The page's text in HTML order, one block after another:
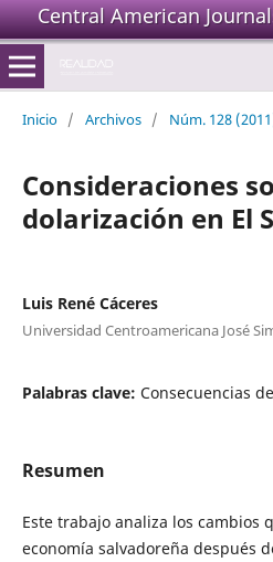
Central American
Inicio / Archivos / Núm. 128
Consideraciones
dolarización en El
Luis René Cáceres
Universidad Centroamericana José
Palabras clave: Consecuencias
Resumen
Este trabajo analiza los cambios
economía salvadoreña después